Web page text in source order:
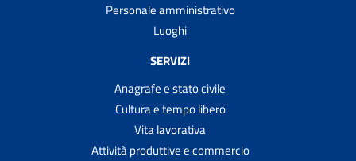
Personale amministrativo
Luoghi
SERVIZI
Anagrafe e stato civile
Cultura e tempo libero
Vita lavorativa
Attività produttive e commercio